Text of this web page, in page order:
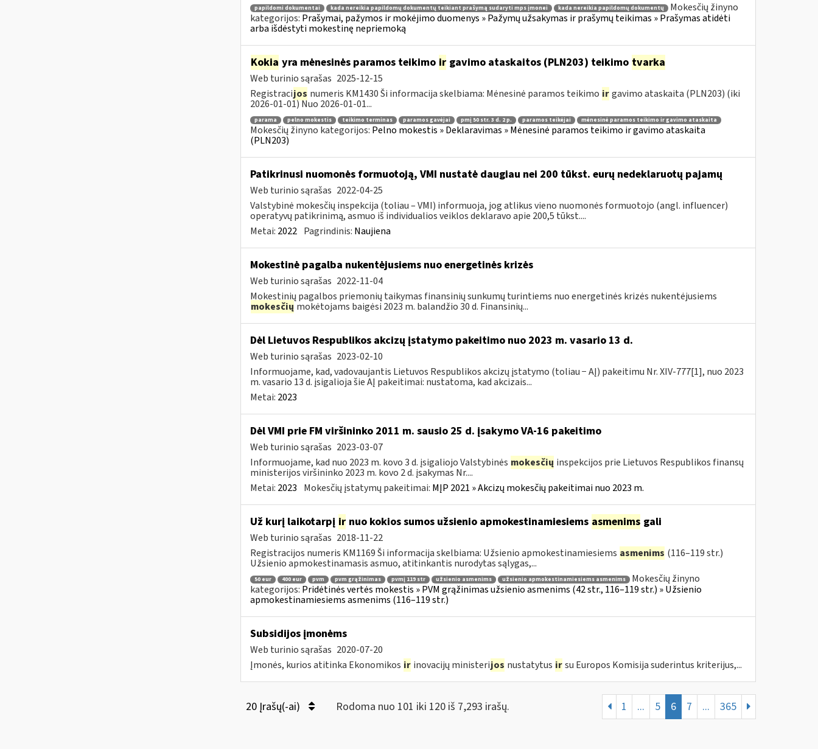
papildomi dokumentai kada nereikia papildomų dokumentų teikiant prašymą sudaryti mps įmonei kada nereikia papildomų dokumentų
Mokesčių žinyno
kategorijos: Prašymai, pažymos ir mokėjimo duomenys » Pažymų užsakymas ir prašymų teikimas » Prašymas atidėti
arba išdėstyti mokestinę nepriemoką
Kokia yra mėnesinės paramos teikimo irgavimo ataskaitos (PLN203) teikimo tvarka
Web turinio sąrašas 2025-12-15
Registracijos numeris KM1430 Ši informacija skelbiama: Mėnesinė paramos teikimo ir gavimo ataskaita (PLN203) (iki
2026-01-01) Nuo 2026-01-01...
parama pelno mokestis teikimo terminas paramos gavėjai pmį 50 str. 3 d. 2 p. paramos teikėjai mėnesinė paramos teikimo ir gavimo ataskaita
Mokesčių žinyno kategorijos: Pelno mokestis » Deklaravimas » Mėnesinė paramos teikimo ir gavimo ataskaita
(PLN203)
Patikrinusi nuomonės formuotoją, VMI nustatė daugiau nei 200 tūkst. eurų nedeklaruotų pajamų
Web turinio sąrašas 2022-04-25
Valstybinė mokesčių inspekcija (toliau – VMI) informuoja, jog atlikus vieno nuomonės formuotojo (angl. influencer)
operatyvų patikrinimą, asmuo iš individualios veiklos deklaravo apie 200,5 tūkst....
Metai: 2022 Pagrindinis: Naujiena
Mokestinė pagalba nukentėjusiems nuo energetinės krizės
Web turinio sąrašas 2022-11-04
Mokestinių pagalbos priemonių taikymas finansinių sunkumų turintiems nuo energetinės krizės nukentėjusiems
mokesčių mokėtojams baigėsi 2023 m. balandžio 30 d. Finansinių...
Dėl Lietuvos Respublikos akcizų įstatymo pakeitimo nuo 2023 m. vasario 13 d.
Web turinio sąrašas 2023-02-10
Informuojame, kad, vadovaujantis Lietuvos Respublikos akcizų įstatymo (toliau − AĮ) pakeitimu Nr. XIV-777[1], nuo 2023
m. vasario 13 d. įsigalioja šie AĮ pakeitimai: nustatoma, kad akcizais...
Metai: 2023
Dėl VMI prie FM viršininko 2011 m. sausio 25 d. įsakymo VA-16 pakeitimo
Web turinio sąrašas 2023-03-07
Informuojame, kad nuo 2023 m. kovo 3 d. įsigaliojo Valstybinės mokesčių inspekcijos prie Lietuvos Respublikos finansų
ministerijos viršininko 2023 m. kovo 2 d. įsakymas Nr....
Metai: 2023 Mokesčių įstatymų pakeitimai: MĮP 2021 » Akcizų mokesčių pakeitimai nuo 2023 m.
Už kurį laikotarpį irnuo kokios sumos užsienio apmokestinamiesiems asmenims gali
Web turinio sąrašas 2018-11-22
Registracijos numeris KM1169 Ši informacija skelbiama: Užsienio apmokestinamiesiems asmenims (116–119 str.)
Užsienio apmokestinamasis asmuo, atitinkantis nurodytas sąlygas,...
50 eur 400 eur pvm pvm grąžinimas pvmį 119 str užsienio asmenims užsienio apmokestinamiesiems asmenims
Mokesčių žinyno
kategorijos: Pridėtinės vertės mokestis » PVM grąžinimas užsienio asmenims (42 str., 116–119 str.) » Užsienio
apmokestinamiesiems asmenims (116–119 str.)
Subsidijos įmonėms
Web turinio sąrašas 2020-07-20
Įmonės, kurios atitinka Ekonomikos ir inovacijų ministerijos nustatytus ir su Europos Komisija suderintus kriterijus,...
20 Įrašų(-ai) Rodoma nuo 101 iki 120 iš 7,293 irašų. 1 ... 5 6 7 ... 365